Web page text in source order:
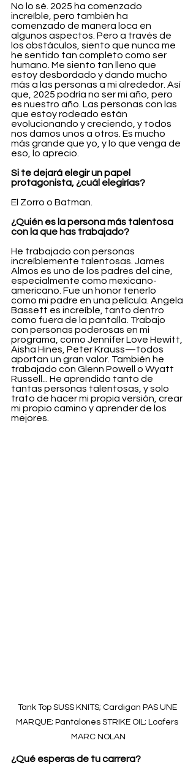
No lo sé. 2025 ha comenzado
increíble, pero también ha
comenzado de manera loca en
algunos aspectos. Pero a través de
los obstáculos, siento que nunca me
he sentido tan completo como ser
humano. Me siento tan lleno que
estoy desbordado y dando mucho
más a las personas a mi alrededor. Así
que, 2025 podría no ser mi año, pero
es nuestro año. Las personas con las
que estoy rodeado están
evolucionando y creciendo, y todos
nos damos unos a otros. Es mucho
más grande que yo, y lo que venga de
eso, lo aprecio.
Si te dejará elegir un papel
protagonista, ¿cuál elegirías?
El Zorro o Batman.
¿Quién es la persona más talentosa
con la que has trabajado?
He trabajado con personas
increíblemente talentosas. James
Almos es uno de los padres del cine,
especialmente como mexicano-
americano. Fue un honor tenerlo
como mi padre en una película. Angela
Bassett es increíble, tanto dentro
como fuera de la pantalla. Trabajo
con personas poderosas en mi
programa, como Jennifer Love Hewitt,
Aisha Hines, Peter Krauss—todos
aportan un gran valor. También he
trabajado con Glenn Powell o Wyatt
Russell... He aprendido tanto de
tantas personas talentosas, y solo
trato de hacer mi propia versión, crear
mi propio camino y aprender de los
mejores.
Tank Top SUSS KNITS; Cardigan PAS UNE
MARQUE; Pantalones STRIKE OIL; Loafers
MARC NOLAN
¿Qué esperas de tu carrera?